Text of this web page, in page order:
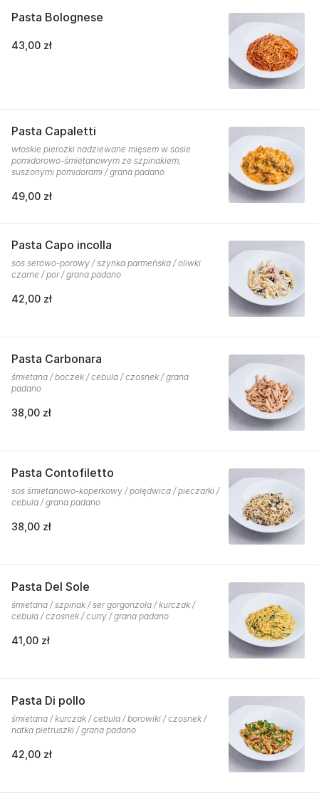
Pasta Bolognese
43,00 zł
Pasta Capaletti
włoskie pierożki nadziewane mięsem w sosie
pomidorowo-śmietanowym ze szpinakiem,
suszonymi pomidorami / grana padano
49,00 zł
Pasta Capo incolla
sos serowo-porowy / szynka parmeńska / oliwki
czarne / por / grana padano
42,00 zł
Pasta Carbonara
śmietana / boczek / cebula / czosnek / grana
padano
38,00 zł
Pasta Contofiletto
sos śmietanowo-koperkowy / polędwica / pieczarki /
cebula / grana padano
38,00 zł
Pasta Del Sole
śmietana / szpinak / ser gorgonzola / kurczak /
cebula / czosnek / curry / grana padano
41,00 zł
Pasta Di pollo
śmietana / kurczak / cebula / borowiki / czosnek /
natka pietruszki / grana padano
42,00 zł